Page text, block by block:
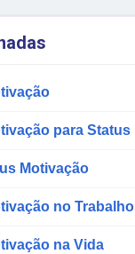
para Status
Motivação
no Trabalho
na Vida